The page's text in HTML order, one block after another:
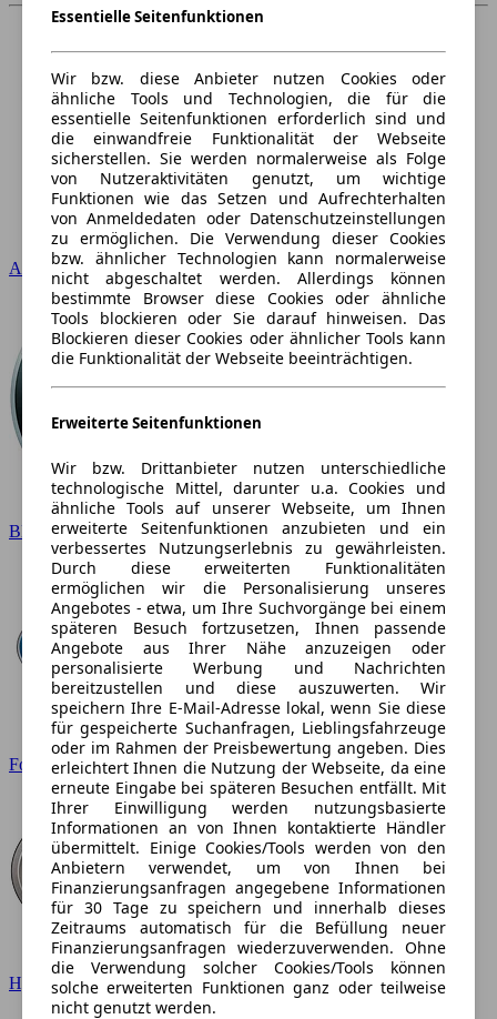
Audi
BMW
Ford
Hyundai
Essentielle Seitenfunktionen
Wir bzw. diese Anbieter nutzen Cookies oder
ähnliche Tools und Technologien, die für die
essentielle Seitenfunktionen erforderlich sind und
die einwandfreie Funktionalität der Webseite
sicherstellen. Sie werden normalerweise als Folge
von Nutzeraktivitäten genutzt, um wichtige
Funktionen wie das Setzen und Aufrechterhalten
von Anmeldedaten oder Datenschutzeinstellungen
zu ermöglichen. Die Verwendung dieser Cookies
bzw. ähnlicher Technologien kann normalerweise
nicht abgeschaltet werden. Allerdings können
bestimmte Browser diese Cookies oder ähnliche
Tools blockieren oder Sie darauf hinweisen. Das
Blockieren dieser Cookies oder ähnlicher Tools kann
die Funktionalität der Webseite beeinträchtigen.
Erweiterte Seitenfunktionen
Wir bzw. Drittanbieter nutzen unterschiedliche
technologische Mittel, darunter u.a. Cookies und
ähnliche Tools auf unserer Webseite, um Ihnen
erweiterte Seitenfunktionen anzubieten und ein
verbessertes Nutzungserlebnis zu gewährleisten.
Durch diese erweiterten Funktionalitäten
ermöglichen wir die Personalisierung unseres
Angebotes - etwa, um Ihre Suchvorgänge bei einem
späteren Besuch fortzusetzen, Ihnen passende
Angebote aus Ihrer Nähe anzuzeigen oder
personalisierte Werbung und Nachrichten
bereitzustellen und diese auszuwerten. Wir
speichern Ihre E-Mail-Adresse lokal, wenn Sie diese
für gespeicherte Suchanfragen, Lieblingsfahrzeuge
oder im Rahmen der Preisbewertung angeben. Dies
erleichtert Ihnen die Nutzung der Webseite, da eine
erneute Eingabe bei späteren Besuchen entfällt. Mit
Ihrer Einwilligung werden nutzungsbasierte
Informationen an von Ihnen kontaktierte Händler
übermittelt. Einige Cookies/Tools werden von den
Anbietern verwendet, um von Ihnen bei
Finanzierungsanfragen angegebene Informationen
für 30 Tage zu speichern und innerhalb dieses
Zeitraums automatisch für die Befüllung neuer
Finanzierungsanfragen wiederzuverwenden. Ohne
die Verwendung solcher Cookies/Tools können
solche erweiterten Funktionen ganz oder teilweise
nicht genutzt werden.